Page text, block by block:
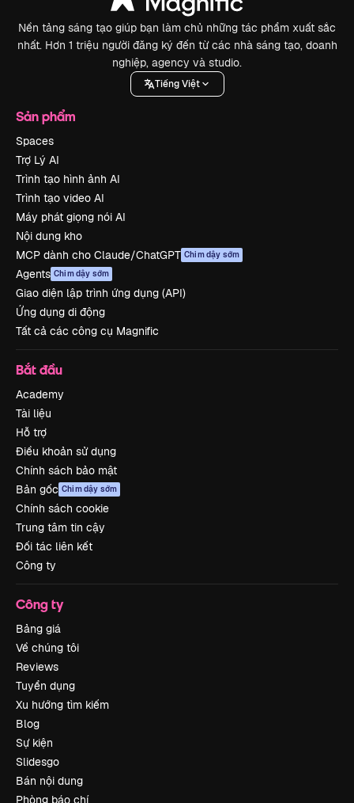
Nền tảng sáng tạo giúp bạn làm chủ những tác phẩm xuất sắc
nhất. Hơn 1 triệu người đăng ký đến từ các nhà sáng tạo, doanh
nghiệp, agency và studio.
Tiếng Việt
Sản phẩm
Spaces
Trợ Lý AI
Trình tạo hình ảnh AI
Trình tạo video AI
Máy phát giọng nói AI
Nội dung kho
MCP dành cho Claude/ChatGPT Chim dậy sớm
Agents Chim dậy sớm
Giao diện lập trình ứng dụng (API)
Ứng dụng di động
Tất cả các công cụ Magnific
Bắt đầu
Academy
Tài liệu
Hỗ trợ
Điều khoản sử dụng
Chính sách bảo mật
Bản gốc Chim dậy sớm
Chính sách cookie
Trung tâm tin cậy
Đối tác liên kết
Công ty
Công ty
Bảng giá
Về chúng tôi
Reviews
Tuyển dụng
Xu hướng tìm kiếm
Blog
Sự kiện
Slidesgo
Bán nội dung
Phòng báo chí